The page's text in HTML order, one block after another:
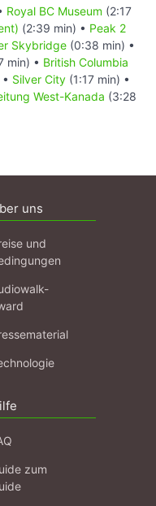
Royal BC Museum (2:17
(2:39 min) • Peak 2
Skybridge (0:38 min) •
min) • British Columbia
Silver City (1:17 min) •
West-Kanada (3:28
uns
und
zum